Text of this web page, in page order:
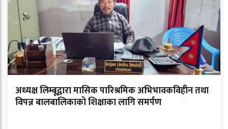
अध्यक्ष लिम्बूद्वारा मासिक पारिश्रमिक अभिभावकविहीन तथा
विपन्न बालबालिकाको शिक्षाका लागि समर्पण